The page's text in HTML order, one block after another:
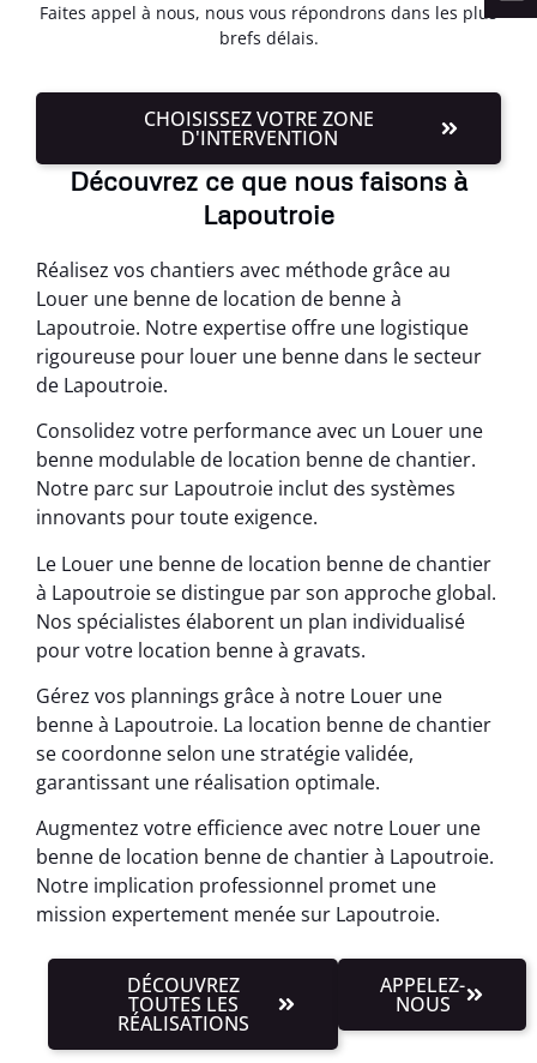
Faites appel à nous, nous vous répondrons dans les plus
brefs délais.
CHOISISSEZ VOTRE ZONE
D'INTERVENTION
Découvrez ce que nous faisons à
Lapoutroie
Réalisez vos chantiers avec méthode grâce au
Louer une benne de location de benne à
Lapoutroie. Notre expertise offre une logistique
rigoureuse pour louer une benne dans le secteur
de Lapoutroie.
Consolidez votre performance avec un Louer une
benne modulable de location benne de chantier.
Notre parc sur Lapoutroie inclut des systèmes
innovants pour toute exigence.
Le Louer une benne de location benne de chantier
à Lapoutroie se distingue par son approche global.
Nos spécialistes élaborent un plan individualisé
pour votre location benne à gravats.
Gérez vos plannings grâce à notre Louer une
benne à Lapoutroie. La location benne de chantier
se coordonne selon une stratégie validée,
garantissant une réalisation optimale.
Augmentez votre efficience avec notre Louer une
benne de location benne de chantier à Lapoutroie.
Notre implication professionnel promet une
mission expertement menée sur Lapoutroie.
DÉCOUVREZ
TOUTES LES
RÉALISATIONS
APPELEZ-
NOUS